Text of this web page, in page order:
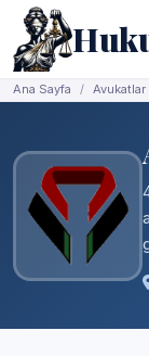
Ana Sayfa Avukatlar